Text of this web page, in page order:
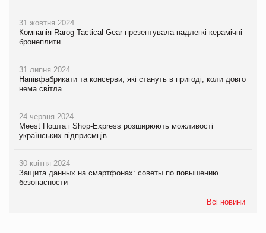
31 жовтня 2024
Компанія Rarog Tactical Gear презентувала надлегкі керамічні
бронеплити
31 липня 2024
Напівфабрикати та консерви, які стануть в пригоді, коли довго
нема світла
24 червня 2024
Meest Пошта і Shop-Express розширюють можливості
українських підприємців
30 квітня 2024
Защита данных на смартфонах: советы по повышению
безопасности
Всі новини